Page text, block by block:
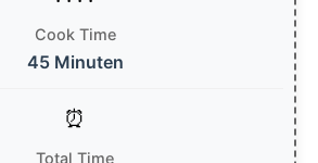
Cook Time
45 Minuten
Total Time